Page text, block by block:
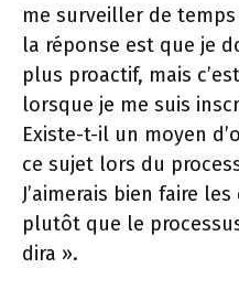
me surveiller de
la réponse est que je
plus proactif, mais
lorsque je me suis
Existe-t-il un moyen
ce sujet lors du
J’aimerais bien faire
plutôt que le
dira ».